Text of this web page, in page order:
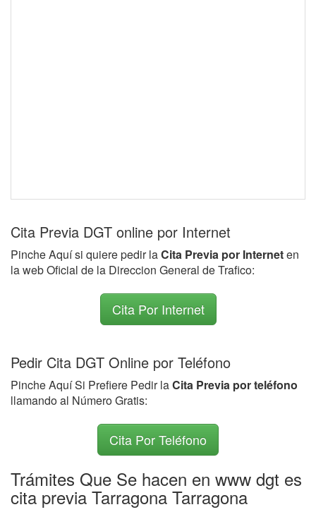
Cita Previa DGT online por Internet
Pinche Aquí si quiere pedir laCita Previa por Interneten
la web Oficial de la Direccion General de Trafico:
Cita Por Internet
Pedir Cita DGT Online por Teléfono
Pinche Aquí Si Prefiere Pedir laCita Previa por teléfono
llamando al Número Gratis:
Cita Por Teléfono
Trámites Que Se hacen en www dgt es
cita previa Tarragona Tarragona